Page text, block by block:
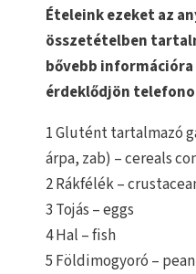
Ételeink ezeket az
összetételben
bővebb információra
érdeklődjön
1 Glutént tartalmazó
árpa, zab) – cereals
2 Rákfélék –
3 Tojás – eggs
4 Hal – fish
5 Földimogyoró –